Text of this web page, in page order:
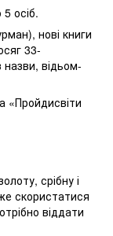
осіб.
нові книги
33-
назви, відьом-
«Пройдисвіти
срібну і
скористатися
віддати